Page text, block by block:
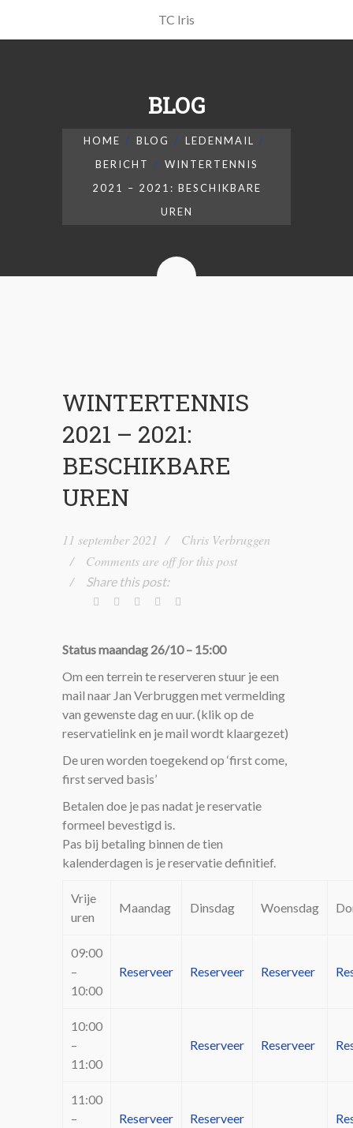
TC Iris
BLOG
HOME BLOG
LEDENMAIL
BERICHT
WINTERTENNIS
2021 – 2021: BESCHIKBARE
UREN
WINTERTENNIS
2021 – 2021:
BESCHIKBARE
UREN
11 september 2021
Chris Verbruggen
Comments are off for this post
Share this post:
Status maandag 26/10 – 15:00
Om een terrein te reserveren stuur je een
mail naar Jan Verbruggen met vermelding
van gewenste dag en uur. (klik op de
reservatielink en je mail wordt klaargezet)
De uren worden toegekend op ‘first come,
first served basis’
Betalen doe je pas nadat je reservatie
formeel bevestigd is.
Pas bij betaling binnen de tien
kalenderdagen is je reservatie definitief.
Vrije
uren
Maandag Dinsdag Woensdag
09:00
–
10:00
Reserveer Reserveer Reserveer
10:00
–
11:00
Reserveer Reserveer
11:00
–
Reserveer Reserveer